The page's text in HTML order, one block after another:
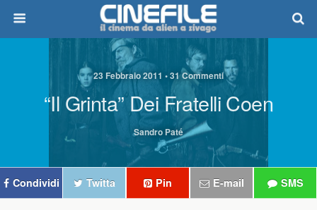
23 Febbraio 2011 • 31 Commenti
“Il Grinta” Dei Fratelli Coen
Sandro Paté
Condividi Twitta Pin E-mail SMS